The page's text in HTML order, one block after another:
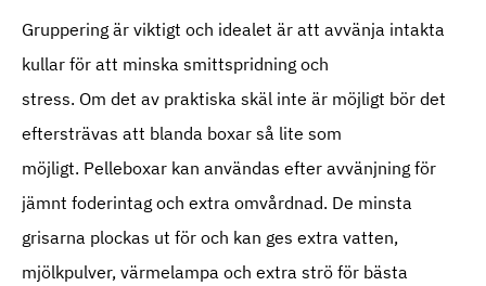
Gruppering är viktigt och idealet är att avvänja intakta
kullar för att minska smittspridning och
stress. Om det av praktiska skäl inte är möjligt bör det
eftersträvas att blanda boxar så lite som
möjligt. Pelleboxar kan användas efter avvänjning för
jämnt foderintag och extra omvårdnad. De minsta
grisarna plockas ut för och kan ges extra vatten,
mjölkpulver, värmelampa och extra strö för bästa